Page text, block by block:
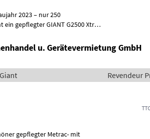
2023 – nur 250
u. Gerätevermietung GmbH
Revendeur
gepflegter Metrac- mit